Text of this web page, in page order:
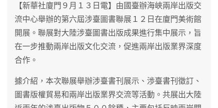
【新華社廈門９月１３日電】由國臺辦海峽兩岸出版交
流中心舉辦的第六屆涉臺圖書聯展１２日在廈門美術館
開展。聯展對大陸涉臺圖書出版成果進行集中展示，旨
在一步推動兩岸出版文化交流，促進兩岸出版業界深度
合作。
據介紹，本次聯展舉辦涉臺書刊展示、渉臺書刊徵訂、
圖書版權貿易和兩岸出版業界交流等活動。共展出大陸